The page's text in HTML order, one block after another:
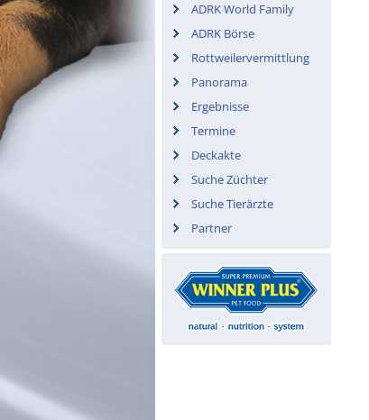
ADRK World Family
ADRK Börse
Rottweilervermittlung
Panorama
Ergebnisse
Termine
Deckakte
Suche Züchter
Suche Tierärzte
Partner